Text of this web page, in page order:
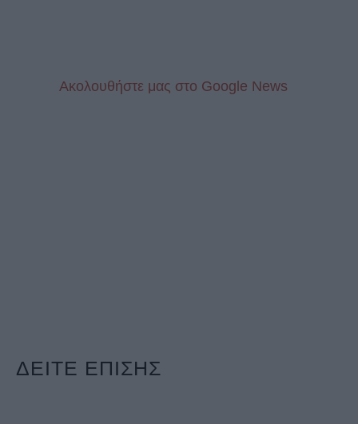
Aκολουθήστε μας στo Google News
ΔΕΙΤΕ ΕΠΙΣΗΣ